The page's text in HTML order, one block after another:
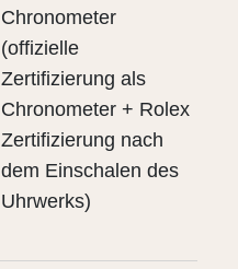
Chronometer
(offizielle
Zertifizierung als
Chronometer + Rolex
Zertifizierung nach
dem Einschalen des
Uhrwerks)